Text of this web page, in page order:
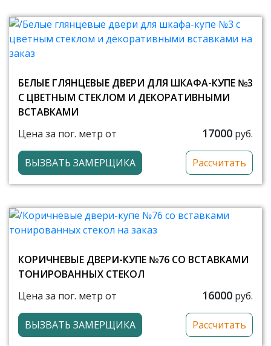
БЕЛЫЕ ГЛЯНЦЕВЫЕ ДВЕРИ ДЛЯ ШКАФА-КУПЕ №3
С ЦВЕТНЫМ СТЕКЛОМ И ДЕКОРАТИВНЫМИ
ВСТАВКАМИ
Цена за пог. метр от
17000 руб.
ВЫЗВАТЬ ЗАМЕРЩИКА Рассчитать
КОРИЧНЕВЫЕ ДВЕРИ-КУПЕ №76 СО ВСТАВКАМИ
ТОНИРОВАННЫХ СТЕКОЛ
Цена за пог. метр от
16000 руб.
ВЫЗВАТЬ ЗАМЕРЩИКА Рассчитать